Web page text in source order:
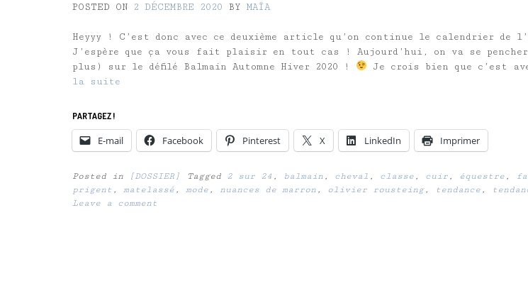
POSTED ON 2 DÉCEMBRE 2020 BY MAÏA
Heyyy ! C’est donc avec ce deuxième article qu’on continue le calendrier de
J’espère que ça vous fait plaisir en tout cas ! Aujourd’hui, on va se
plus) sur le défilé Balmain Automne Hiver 2020 !
Je crois bien que c’est
la suite
PARTAGEZ !
E-mail Facebook Pinterest X LinkedIn Imprimer
Posted in [DOSSIER] Tagged 2 sur 24 , balmain , cheval , classe , cuir , équestre ,
prigent , matelassé , mode , nuances de marron , olivier rousteing, tendance ,
Leave a comment